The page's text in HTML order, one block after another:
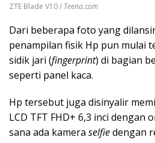
ZTE Blade V10 / Teena.com
Dari beberapa foto yang
penampilan fisik Hp pun mulai
sidik jari (fingerprint) di bagian
seperti panel kaca.
Hp tersebut juga disinyalir
LCD TFT FHD+ 6,3 inci dengan
sana ada kamera selfiedengan